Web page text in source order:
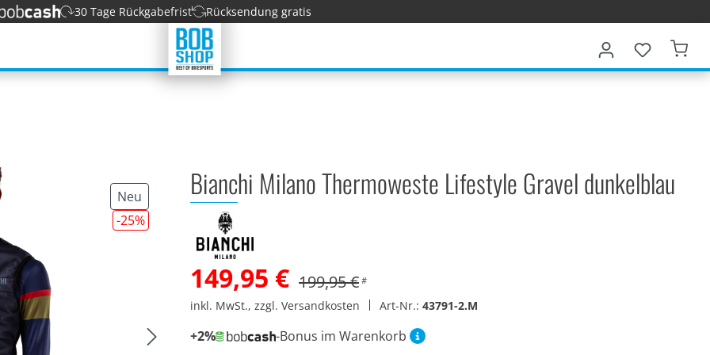
30 Tage Rückgabefrist Rücksendung gratis
-25%
Neu Bianchi Milano Thermoweste Lifestyle Gravel dunkelblau
149,95 € 199,95 € #
inkl. MwSt., zzgl. Versandkosten Art-Nr.: 43791-2.M
+2%
-Bonus im Warenkorb